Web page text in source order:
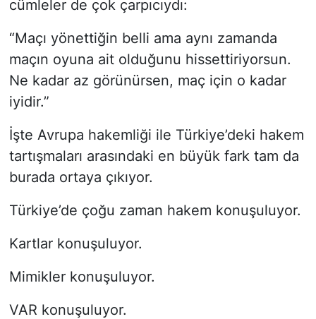
cümleler de çok çarpıcıydı:
“Maçı yönettiğin belli ama aynı zamanda
maçın oyuna ait olduğunu hissettiriyorsun.
Ne kadar az görünürsen, maç için o kadar
iyidir.”
İşte Avrupa hakemliği ile Türkiye’deki hakem
tartışmaları arasındaki en büyük fark tam da
burada ortaya çıkıyor.
Türkiye’de çoğu zaman hakem konuşuluyor.
Kartlar konuşuluyor.
Mimikler konuşuluyor.
VAR konuşuluyor.